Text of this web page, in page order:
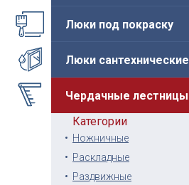
Люки под покраску
Люки сантехнические
Чердачные лестницы
Категории
Ножничные
Раскладные
Раздвижные